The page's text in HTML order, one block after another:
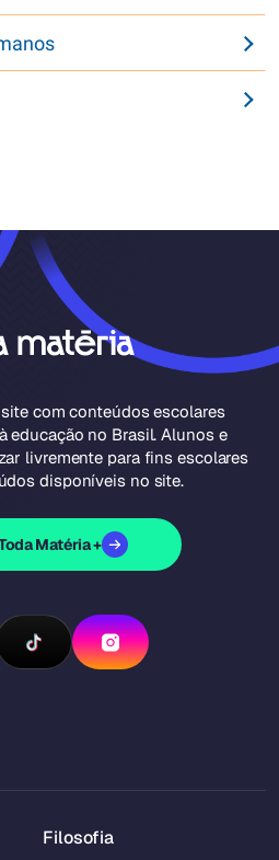
com conteúdos escolares
educação no Brasil. Alunos e
livremente para fins escolares
disponíveis no site.
Matéria +
Filosofia